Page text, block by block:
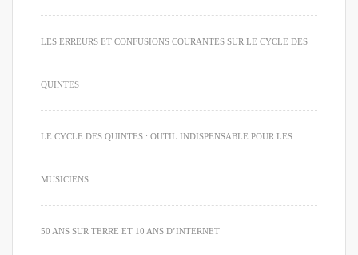
LES ERREURS ET CONFUSIONS COURANTES SUR LE CYCLE DES
QUINTES
LE CYCLE DES QUINTES : OUTIL INDISPENSABLE POUR LES
MUSICIENS
50 ANS SUR TERRE ET 10 ANS D’INTERNET